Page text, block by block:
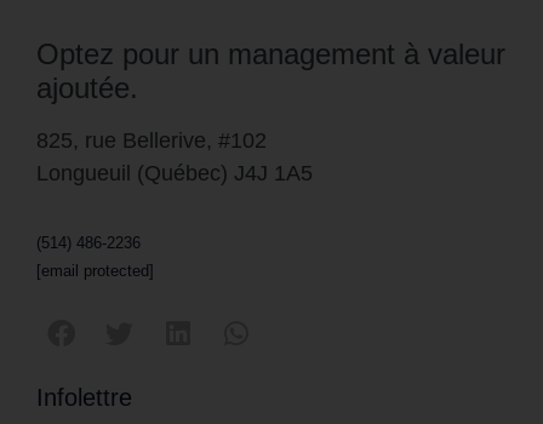
Optez pour un management à valeur
ajoutée.
825, rue Bellerive, #102
Longueuil (Québec) J4J 1A5
(514) 486-2236
[email protected]
Infolettre